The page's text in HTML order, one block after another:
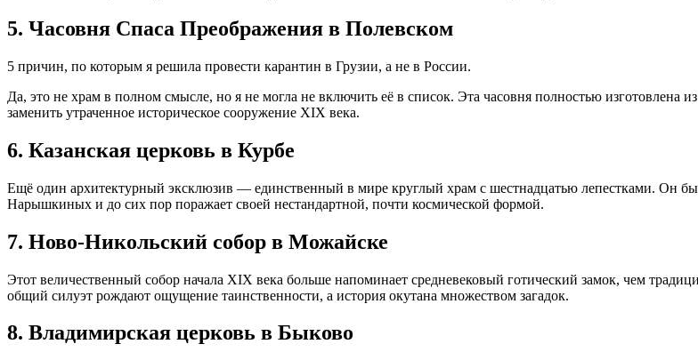
5. Часовня Спаса Преображения в Полевском
5 причин, по которым я решила провести карантин в Грузии, а не в России.
Да, это не храм в полном смысле, но я не могла не включить её в список. Эта часовня полностью изготовлена
заменить утраченное историческое сооружение XIX века.
6. Казанская церковь в Курбе
Ещё один архитектурный эксклюзив — единственный в мире круглый храм с шестнадцатью лепестками. Он
Нарышкиных и до сих пор поражает своей нестандартной, почти космической формой.
7. Ново-Никольский собор в Можайске
Этот величественный собор начала XIX века больше напоминает средневековый готический замок, чем
общий силуэт рождают ощущение таинственности, а история окутана множеством загадок.
8. Владимирская церковь в Быково